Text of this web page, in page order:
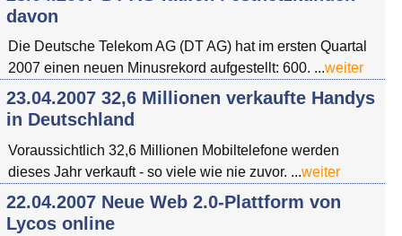
davon
Die Deutsche Telekom AG (DT AG) hat im ersten Quartal
2007 einen neuen Minusrekord aufgestellt: 600. ...weiter
23.04.2007 32,6 Millionen verkaufte Handys
in Deutschland
Voraussichtlich 32,6 Millionen Mobiltelefone werden
dieses Jahr verkauft - so viele wie nie zuvor. ...weiter
22.04.2007 Neue Web 2.0-Plattform von
Lycos online